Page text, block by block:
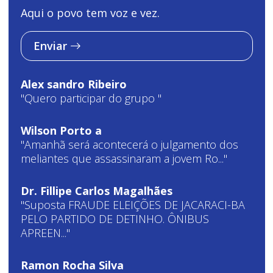
Aqui o povo tem voz e vez.
Enviar
Alex sandro Ribeiro
"Quero participar do grupo "
Wilson Porto a
"Amanhã será acontecerá o julgamento dos
meliantes que assassinaram a jovem Ro..."
Dr. Fillipe Carlos Magalhães
"Suposta FRAUDE ELEIÇÕES DE JACARACI-BA
PELO PARTIDO DE DETINHO. ÔNIBUS
APREEN..."
Ramon Rocha Silva